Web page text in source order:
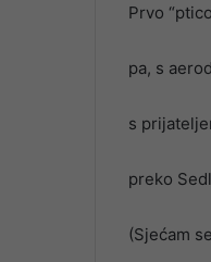
Prvo
pa, s
s
preko
(Sjećam